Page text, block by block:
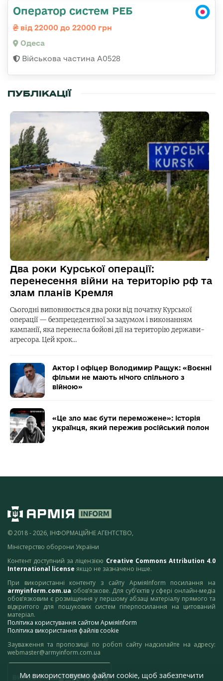
Оператор систем РЕБ
від 22000 до 22000 грн
Одеса
Військова частина А0528
ПУБЛІКАЦІЇ
Два роки Курської операції:
перенесення війни на територію рф та
злам планів Кремля
Сьогодні виповнюється два роки від початку Курської
операції — безпрецедентної за задумом і виконанням
кампанії, яка перенесла бойові дії на територію держави-
агресора. Цей крок…
Актор і офіцер Володимир Ращук: «Воєнні
фільми не мають нічого спільного з
війною»
«Це зло має бути переможене»: історія
українця, який пережив російський полон
© 2018 - 2026, ІНФОРМАЦІЙНЕ АГЕНТСТВО,
Міністерство оборони України
Контент доступний за ліцензією Creative Commons Attribution 4.0
International license якщо не зазначено інше.
При використанні контенту з сайту АрміяInform посилання на
armyinform.com.ua обов’язкове. Для суб’єктів у сфері онлайн-медіа
обов’язковим є розміщення у першому абзаці матеріалу прямого та
відкритого для пошукових систем гіперпосилання на цитований
матеріал.
Політика користування сайтом АрміяInform
Політика використання файлів cookie
Зауваження та пропозиції по роботі сайту надсилайте на адресу:
webmaster@armyinform.com.ua
Ми використовуємо файли cookie, щоб забезпечити